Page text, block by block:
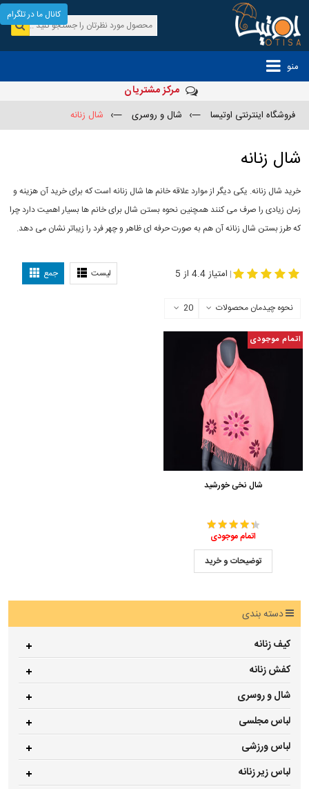
منو
مرکز مشتریان
فروشگاه اینترنتی اوتیسا —› شال و روسری —› شال زنانه
شال زنانه
خرید شال زنانه. یکی دیگر از موارد علاقه خانم ها شال زنانه است که برای خرید آن هزینه و
زمان زیادی را صرف می کنند همچنین نحوه بستن شال برای خانم ها بسیار اهمیت دارد چرا
که طرز بستن شال زنانه آن هم به صورت حرفه ای ظاهر و چهر فرد را زیباتر نشان می دهد.
لیست جمع | امتیاز 4.4 از 5
نحوه چیدمان محصولات 20
اتمام موجودی
شال نخی خورشید
اتمام موجودی
توضیحات و خرید
دسته بندی
کیف زنانه
کفش زنانه
شال و روسری
لباس مجلسی
لباس ورزشی
لباس زیر زنانه
کانال ما در تلگرام